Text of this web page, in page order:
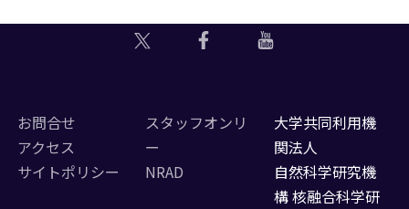
お問合せ
アクセス
サイトポリシー
スタッフオンリ
ー
NRAD
大学共同利用機
関法人
自然科学研究機
構 核融合科学研